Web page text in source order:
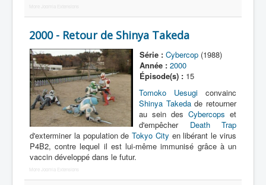
Personnages
Mechas
Objets
Lieux
Épisodes
Chronologie
Références
Fanservice
More Joomla Extensions
2000 - Retour de Shinya Takeda
Série : Cybercop (1988)
Année : 2000
Épisode(s) : 15
Tomoko Uesugi convainc
Shinya Takedade retourner
au sein des Cybercops et
d'empêcher Death Trap
d'exterminer la population deTokyo City en libérant le virus
P4B2, contre lequel il est lui-même immunisé grâce à un
vaccin développé dans le futur.
More Joomla Extensions